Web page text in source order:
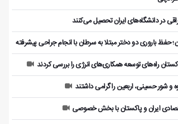
حفظ باروری دو دختر مبتلا به سرطان با انجام جراحی پیشرفته
راه‌های توسعه همکاری‌های انرژی را بررسی کردند
و شور حسینی، اربعین را گرامی داشتند
ایران و پاکستان با بخش خصوصی